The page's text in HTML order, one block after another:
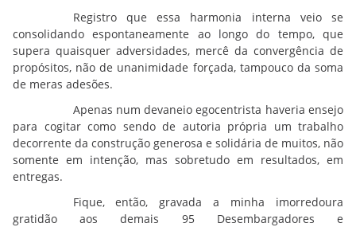
Registro que essa harmonia interna veio se
consolidando espontaneamente ao longo do tempo, que
supera quaisquer adversidades, mercê da convergência de
propósitos, não de unanimidade forçada, tampouco da soma
de meras adesões.
Apenas num devaneio egocentrista haveria ensejo
para cogitar como sendo de autoria própria um trabalho
decorrente da construção generosa e solidária de muitos, não
somente em intenção, mas sobretudo em resultados, em
entregas.
Fique, então, gravada a minha imorredoura
gratidão aos demais 95 Desembargadores e